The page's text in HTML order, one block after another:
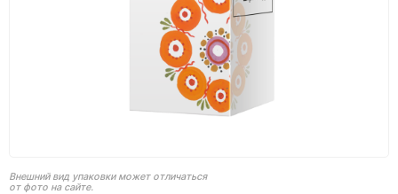
Внешний вид упаковки может отличаться
от фото на сайте.